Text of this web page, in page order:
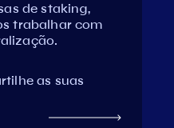
de staking,
trabalhar com
as suas